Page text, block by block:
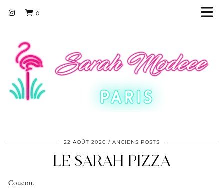
0
22 AOÛT 2020 ANCIENS POSTS
LE SARAH PIZZA
Coucou,